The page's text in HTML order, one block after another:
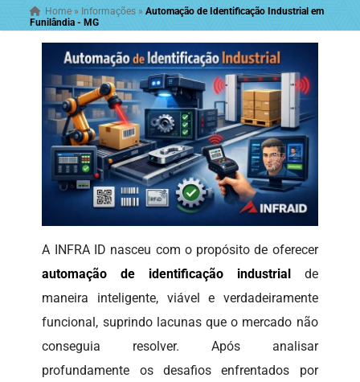
Home » Informações »Automação de Identificação Industrial em
Funilândia - MG
A INFRA ID nasceu com o propósito de oferecer
automação de identificação industrial
de
maneira inteligente, viável e verdadeiramente
funcional, suprindo lacunas que o mercado não
conseguia resolver. Após analisar
profundamente os desafios enfrentados por